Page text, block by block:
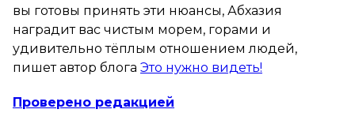
вы готовы принять эти нюансы, Абхазия
наградит вас чистым морем, горами и
удивительно тёплым отношением людей,
пишет автор блога Это нужно видеть!
Проверено редакцией